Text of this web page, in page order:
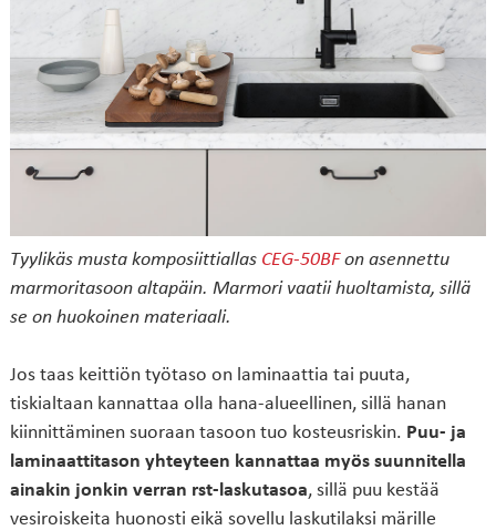
Tyylikäs musta komposiittiallas CEG-50BFon asennettu
marmoritasoon altapäin. Marmori vaatii huoltamista, sillä
se on huokoinen materiaali.
Jos taas keittiön työtaso on laminaattia tai puuta,
tiskialtaan kannattaa olla hana-alueellinen, sillä hanan
kiinnittäminen suoraan tasoon tuo kosteusriskin. Puu- ja
laminaattitason yhteyteen kannattaa myös suunnitella
ainakin jonkin verran rst-laskutasoa, sillä puu kestää
vesiroiskeita huonosti eikä sovellu laskutilaksi märille